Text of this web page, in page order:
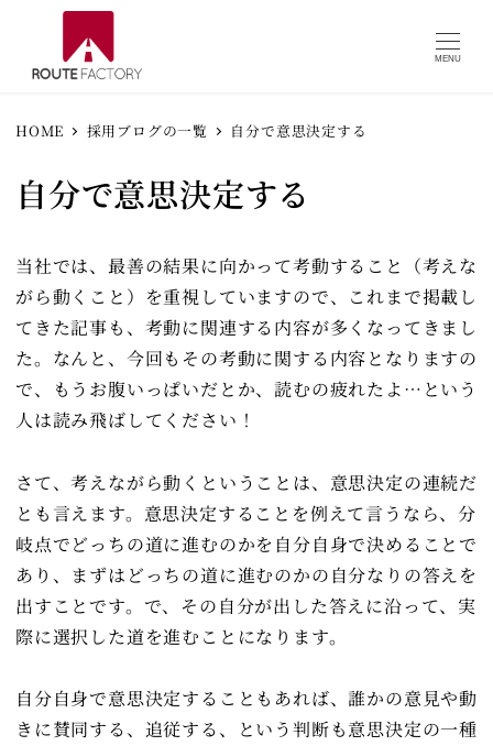
MENU
HOME 採用ブログの一覧 自分で意思決定する
自分で意思決定する
当社では、最善の結果に向かって考動すること（考えな
がら動くこと）を重視していますので、これまで掲載し
てきた記事も、考動に関連する内容が多くなってきまし
た。なんと、今回もその考動に関する内容となりますの
で、もうお腹いっぱいだとか、読むの疲れたよ…という
人は読み飛ばしてください！
さて、考えながら動くということは、意思決定の連続だ
とも言えます。意思決定することを例えて言うなら、分
岐点でどっちの道に進むのかを自分自身で決めることで
あり、まずはどっちの道に進むのかの自分なりの答えを
出すことです。で、その自分が出した答えに沿って、実
際に選択した道を進むことになります。
自分自身で意思決定することもあれば、誰かの意見や動
きに賛同する、追従する、という判断も意思決定の一種